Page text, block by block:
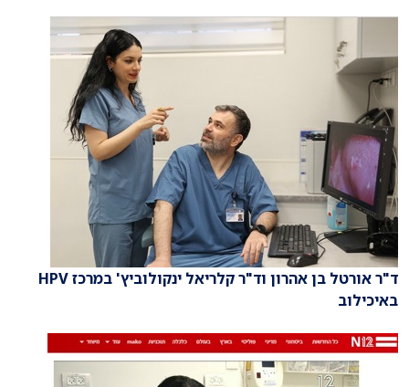
ד"ר אורטל בן אהרון וד"ר קלריאל ינקולוביץ' במרכז HPV
באיכילוב